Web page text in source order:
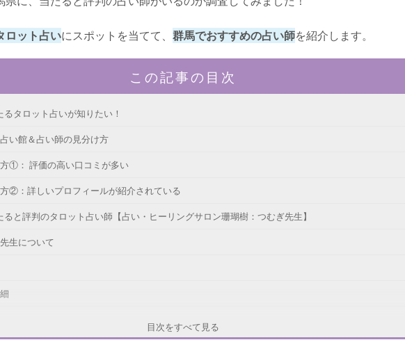
ロット占いにスポットを当てて、 群馬でおすすめの占い師を紹介します。
この記事の目次
るタロット占いが知りたい！
い館＆占い師の見分け方
①： 評価の高い口コミが多い
②：詳しいプロフィールが紹介されている
ると評判のタロット占い師【占い・ヒーリングサロン珊瑚樹：つむぎ先生】
生について
目次をすべて見る